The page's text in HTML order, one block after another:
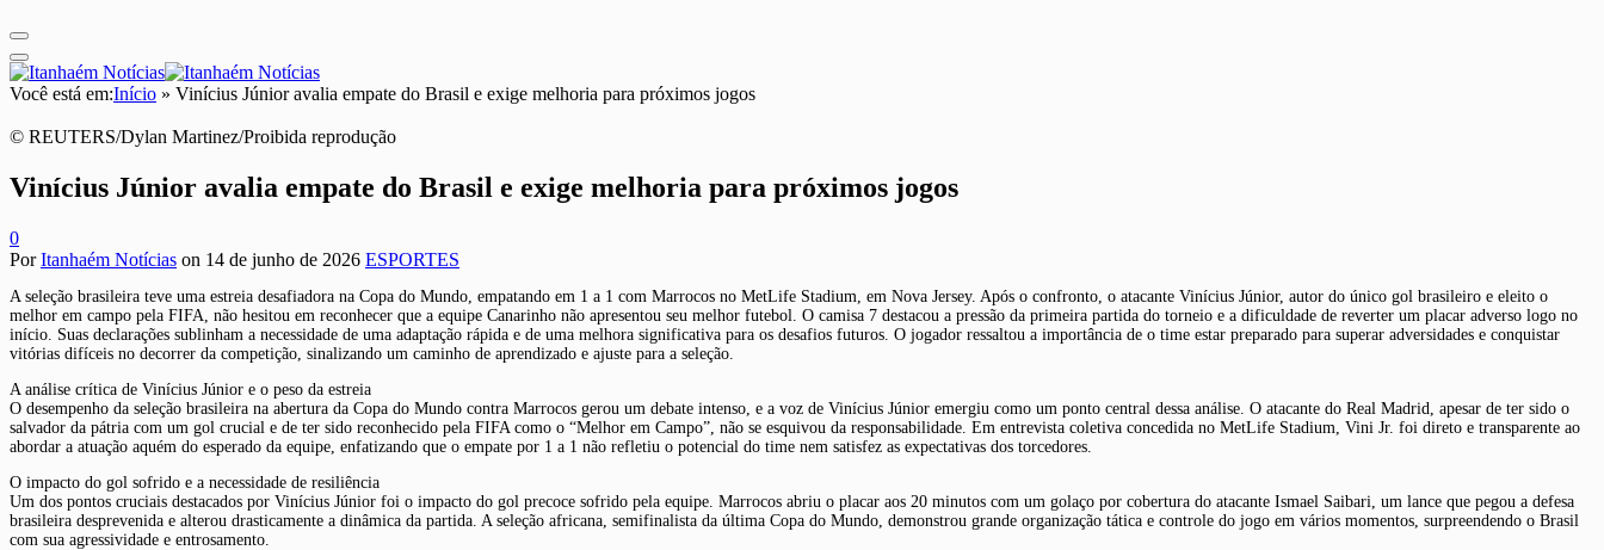
Você está em:Início » Vinícius Júnior avalia empate do Brasil e exige melhoria para próximos jogos
© REUTERS/Dylan Martinez/Proibida reprodução
Vinícius Júnior avalia empate do Brasil e exige melhoria para próximos jogos
0
PorItanhaém Notícias on 14 de junho de 2026 ESPORTES
A seleção brasileira teve uma estreia desafiadora na Copa do Mundo, empatando em 1 a 1 com Marrocos no MetLife Stadium, em Nova Jersey. Após o confronto, o atacante Vinícius Júnior, autor do único gol brasileiro e eleito o
melhor em campo pela FIFA, não hesitou em reconhecer que a equipe Canarinho não apresentou seu melhor futebol. O camisa 7 destacou a pressão da primeira partida do torneio e a dificuldade de reverter um placar adverso logo no
início. Suas declarações sublinham a necessidade de uma adaptação rápida e de uma melhora significativa para os desafios futuros. O jogador ressaltou a importância de o time estar preparado para superar adversidades e conquistar
vitórias difíceis no decorrer da competição, sinalizando um caminho de aprendizado e ajuste para a seleção.
A análise crítica de Vinícius Júnior e o peso da estreia
O desempenho da seleção brasileira na abertura da Copa do Mundo contra Marrocos gerou um debate intenso, e a voz de Vinícius Júnior emergiu como um ponto central dessa análise. O atacante do Real Madrid, apesar de ter sido o
salvador da pátria com um gol crucial e de ter sido reconhecido pela FIFA como o “Melhor em Campo”, não se esquivou da responsabilidade. Em entrevista coletiva concedida no MetLife Stadium, Vini Jr. foi direto e transparente ao
abordar a atuação aquém do esperado da equipe, enfatizando que o empate por 1 a 1 não refletiu o potencial do time nem satisfez as expectativas dos torcedores.
O impacto do gol sofrido e a necessidade de resiliência
Um dos pontos cruciais destacados por Vinícius Júnior foi o impacto do gol precoce sofrido pela equipe. Marrocos abriu o placar aos 20 minutos com um golaço por cobertura do atacante Ismael Saibari, um lance que pegou a defesa
brasileira desprevenida e alterou drasticamente a dinâmica da partida. A seleção africana, semifinalista da última Copa do Mundo, demonstrou grande organização tática e controle do jogo em vários momentos, surpreendendo o Brasil
com sua agressividade e entrosamento.